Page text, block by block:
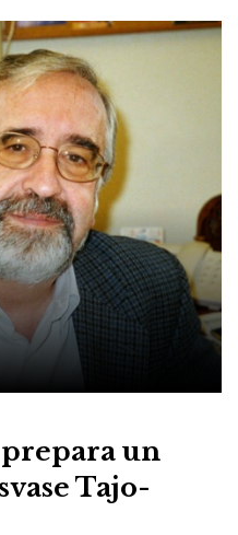
un
Tajo-